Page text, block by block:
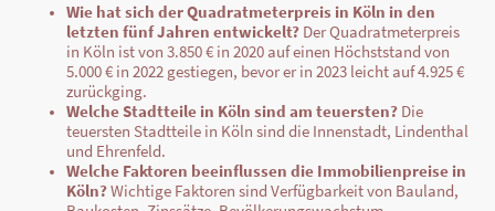
Wie hat sich der Quadratmeterpreis in Köln in den
letzten fünf Jahren entwickelt? Der Quadratmeterpreis
in Köln ist von 3.850 € in 2020 auf einen Höchststand von
5.000 € in 2022 gestiegen, bevor er in 2023 leicht auf 4.925 €
zurückging.
Welche Stadtteile in Köln sind am teuersten? Die
teuersten Stadtteile in Köln sind die Innenstadt, Lindenthal
und Ehrenfeld.
Welche Faktoren beeinflussen die Immobilienpreise in
Köln?Wichtige Faktoren sind Verfügbarkeit von Bauland,